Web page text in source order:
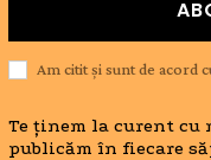
Am citit și sunt de acord
Te ținem la curent cu
publicăm în fiecare